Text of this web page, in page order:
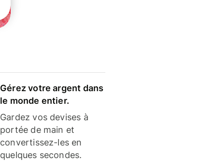
Gérez votre argent dans
le monde entier.
Gardez vos devises à
portée de main et
convertissez-les en
quelques secondes.